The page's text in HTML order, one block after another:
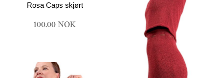
Rosa Caps skjørt
100.00 NOK